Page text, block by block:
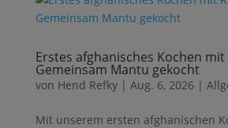
Erstes afghanisches Kochen mit
Gemeinsam Mantu gekocht
von Hend Refky| Aug. 6, 2026 |
Mit unserem ersten afghanischen